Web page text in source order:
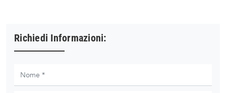
Richiedi Informazioni: